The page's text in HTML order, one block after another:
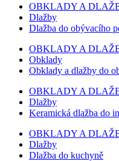
OBKLADY A
Dlažby
Dlažba do obývacího
OBKLADY A
Obklady
Obklady a dlažby do
OBKLADY A
Dlažby
Keramická dlažba do
OBKLADY A
Dlažby
Dlažba do kuchyně